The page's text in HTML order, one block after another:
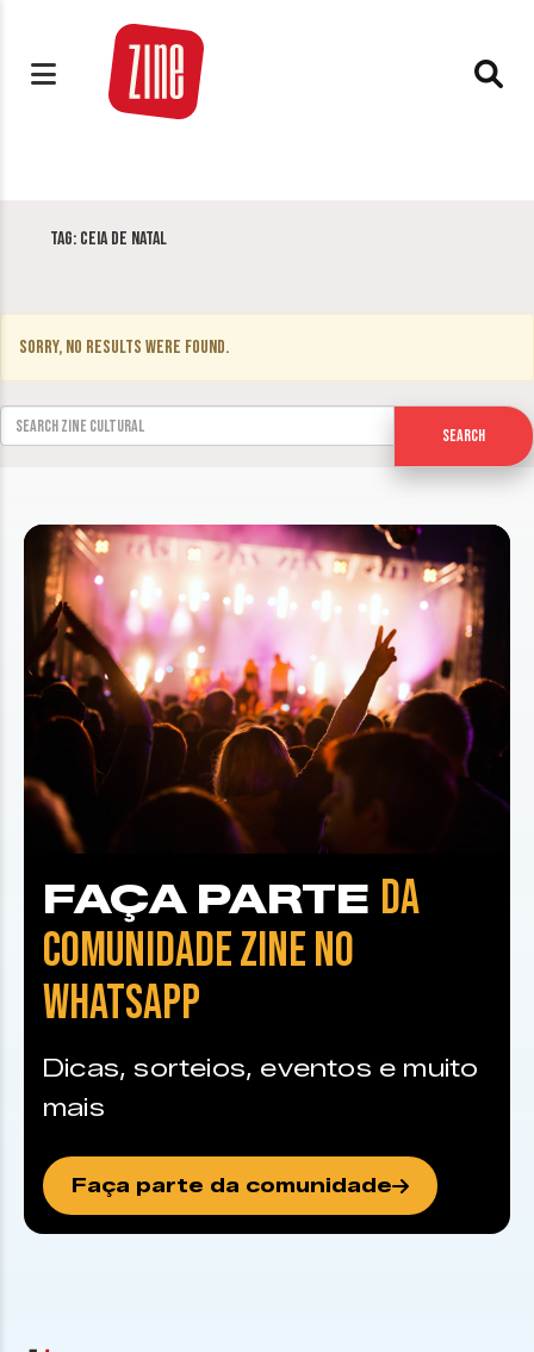
Tag: Ceia de Natal
Sorry, no results were found.
Search for:
Search
FAÇA PARTE DA
COMUNIDADE ZINE NO
WHATSAPP
Dicas, sorteios, eventos e muito
mais
Faça parte da comunidade